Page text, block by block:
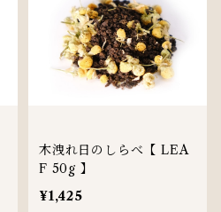
木洩れ日のしらべ【 LEA
F 50g 】
¥1,425